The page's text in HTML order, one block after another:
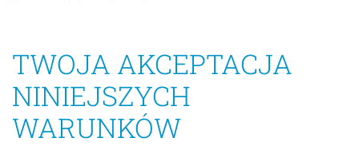
TWOJA AKCEPTACJA
NINIEJSZYCH
WARUNKÓW